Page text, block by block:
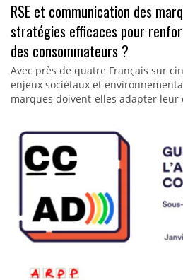
RSE et communication des
stratégies efficaces pour
des consommateurs ?
Avec près de quatre Français sur
enjeux sociétaux et
marques doivent-elles adapter